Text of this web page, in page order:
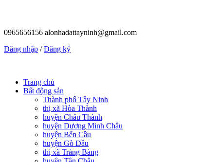
0965656156 alonhadattayninh@gmail.com
Đăng nhập /Đăng ký
Trang chủ
Bất động sản
Thành phố Tây Ninh
thị xã Hòa Thành
huyện Châu Thành
huyện Dương Minh Châu
huyện Bến Cầu
huyện Gò Dầu
thị xã Trảng Bàng